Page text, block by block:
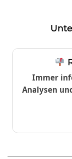
Immer
Analysen